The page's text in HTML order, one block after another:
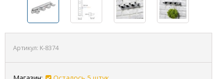
Артикул: K-8374